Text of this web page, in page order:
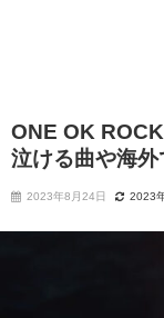
ONE OK
泣ける曲や海外
2023年8月24日 2023